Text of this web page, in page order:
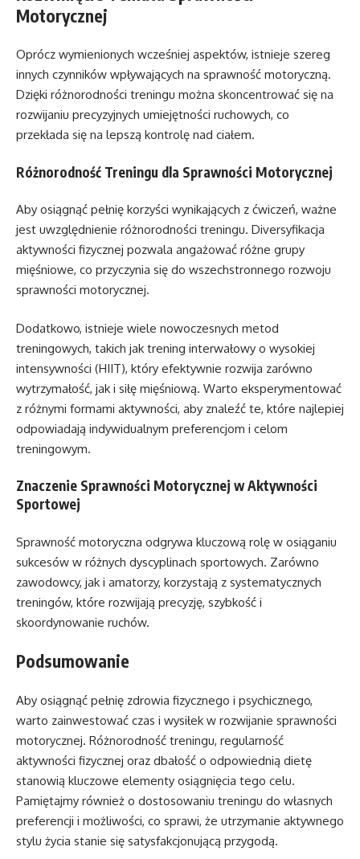
Motorycznej
Oprócz wymienionych wcześniej aspektów, istnieje szereg
innych czynników wpływających na sprawność motoryczną.
Dzięki różnorodności treningu można skoncentrować się na
rozwijaniu precyzyjnych umiejętności ruchowych, co
przekłada się na lepszą kontrolę nad ciałem.
Różnorodność Treningu dla Sprawności Motorycznej
Aby osiągnąć pełnię korzyści wynikających z ćwiczeń, ważne
jest uwzględnienie różnorodności treningu. Diversyfikacja
aktywności fizycznej pozwala angażować różne grupy
mięśniowe, co przyczynia się do wszechstronnego rozwoju
sprawności motorycznej.
Dodatkowo, istnieje wiele nowoczesnych metod
treningowych, takich jak trening interwałowy o wysokiej
intensywności (HIIT), który efektywnie rozwija zarówno
wytrzymałość, jak i siłę mięśniową. Warto eksperymentować
z różnymi formami aktywności, aby znaleźć te, które najlepiej
odpowiadają indywidualnym preferencjom i celom
treningowym.
Znaczenie Sprawności Motorycznej w Aktywności
Sportowej
Sprawność motoryczna odgrywa kluczową rolę w osiąganiu
sukcesów w różnych dyscyplinach sportowych. Zarówno
zawodowcy, jak i amatorzy, korzystają z systematycznych
treningów, które rozwijają precyzję, szybkość i
skoordynowanie ruchów.
Podsumowanie
Aby osiągnąć pełnię zdrowia fizycznego i psychicznego,
warto zainwestować czas i wysiłek w rozwijanie sprawności
motorycznej. Różnorodność treningu, regularność
aktywności fizycznej oraz dbałość o odpowiednią dietę
stanowią kluczowe elementy osiągnięcia tego celu.
Pamiętajmy również o dostosowaniu treningu do własnych
preferencji i możliwości, co sprawi, że utrzymanie aktywnego
stylu życia stanie się satysfakcjonującą przygodą.